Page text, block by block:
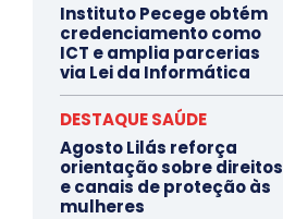
Instituto Pecege obtém
credenciamento como
ICT e amplia parcerias
via Lei da Informática
DESTAQUE SAÚDE
Agosto Lilás reforça
orientação sobre direitos
e canais de proteção às
mulheres